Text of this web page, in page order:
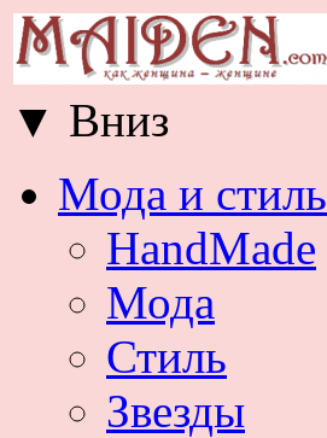
▼ Вниз
Мода и стиль
HandMade
Мода
Стиль
Звезды